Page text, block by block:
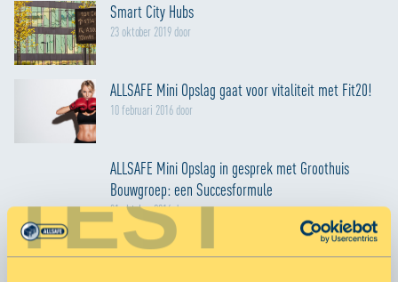
TEST
Smart City Hubs
23 oktober 2019 door
ALLSAFE Mini Opslag gaat voor vitaliteit met Fit20!
10 februari 2016 door
ALLSAFE Mini Opslag in gesprek met Groothuis
Bouwgroep: een Succesformule
31 oktober 2016 door
MEER ARTIKELEN